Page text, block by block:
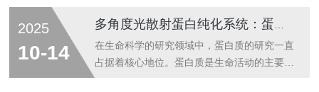
品：14kDa蛋白浓度建议1mg/ml，28kDa蛋
白浓度建议0.5mg/ml。其他样品：根据粒径
大小调整浓度，避免多重光...
（GPC）虽能按分子体积大小进行分离，却
只能给出相对分子量，如同用一把“一维尺”去
测量一个复杂的立体物体。而多角度光散射凝
2025
10-14
在生命科学的研究领域中，蛋白质的研究一直
占据着核心地位。蛋白质是生命活动的主要承